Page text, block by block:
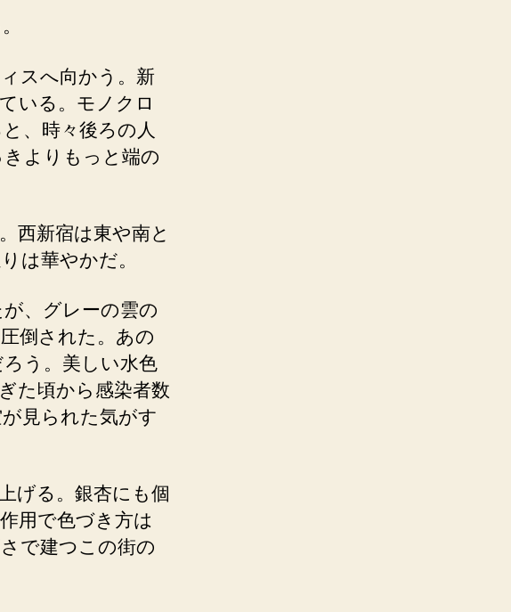
スへ向かう。新
いる。モノクロ
、時々後ろの人
よりもっと端の
西新宿は東や南と
は華やかだ。
、グレーの雲の
倒された。あの
う。美しい水色
た頃から感染者数
見られた気がす
げる。銀杏にも個
用で色づき方は
で建つこの街の